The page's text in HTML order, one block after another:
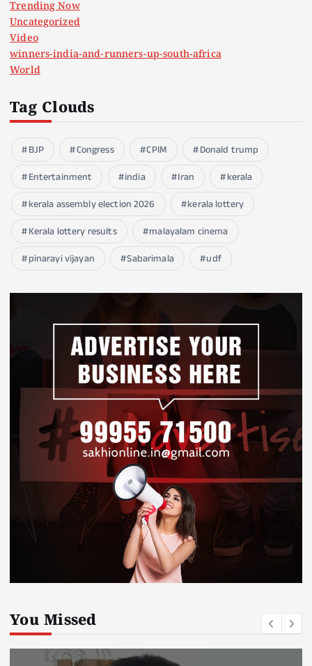
Trending Now
Uncategorized
Video
winners-india-and-runners-up-south-africa
World
Tag Clouds
BJP Congress CPIM
Donald trump
Entertainment
india Iran
kerala
kerala assembly election 2026
kerala lottery
Kerala lottery results
malayalam cinema
pinarayi vijayan
Sabarimala udf
You Missed